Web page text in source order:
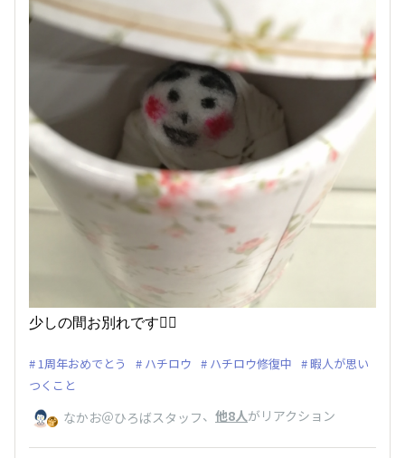
少しの間お別れです🙇‍♀️
1周年おめでとう ハチロウ ハチロウ修復中
暇人が思い
つくこと
なかお＠ひろばスタッフ、 他8人がリアクション